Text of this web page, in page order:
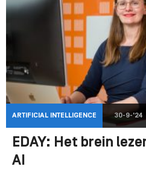
ARTIFICIAL INTELLIGENCE 30-9-'24
EDAY: Het brein
AI